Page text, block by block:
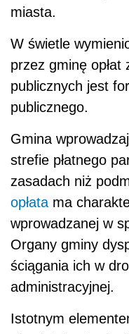
miasta.
W świetle
przez gminę
publicznych jest
publicznego.
Gmina
strefie płatnego
zasadach niż
opłata ma
wprowadzanej w
Organy gminy
ściągania ich w
administracyjnej.
Istotnym